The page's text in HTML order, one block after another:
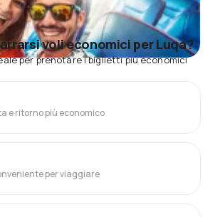
voli economici per Luqa?
per prenotare i biglietti più economici
e ritorno più economico
per viaggiare